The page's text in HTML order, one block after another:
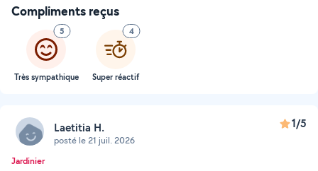
Compliments reçus
5
Très sympathique
4
Super réactif
Laetitia H.
posté le 21 juil. 2026
1/5
Jardinier